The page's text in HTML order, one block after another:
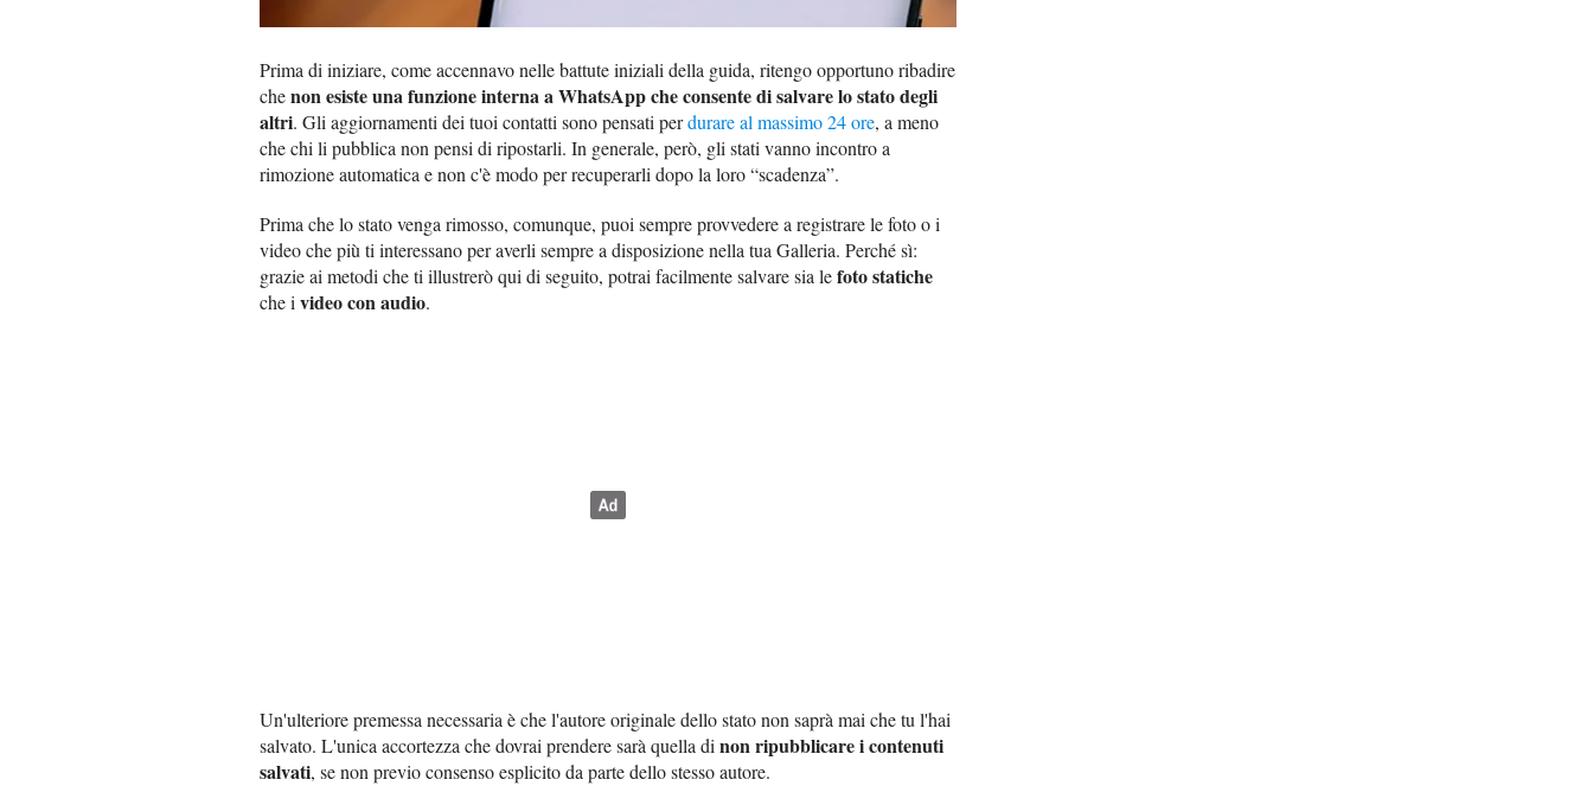
Prima di iniziare, come accennavo nelle battute iniziali della guida, ritengo opportuno ribadire
chenon esiste una funzione interna a WhatsApp che consente di salvare lo stato degli
altri. Gli aggiornamenti dei tuoi contatti sono pensati perdurare al massimo 24 ore, a meno
che chi li pubblica non pensi di ripostarli. In generale, però, gli stati vanno incontro a
rimozione automatica e non c'è modo per recuperarli dopo la loro “scadenza”.
Prima che lo stato venga rimosso, comunque, puoi sempre provvedere a registrare le foto o i
video che più ti interessano per averli sempre a disposizione nella tua Galleria. Perché sì:
grazie ai metodi che ti illustrerò qui di seguito, potrai facilmente salvare sia lefoto statiche
che i video con audio.
Un'ulteriore premessa necessaria è che l'autore originale dello stato non saprà mai che tu l'hai
salvato. L'unica accortezza che dovrai prendere sarà quella di non ripubblicare i contenuti
salvati, se non previo consenso esplicito da parte dello stesso autore.